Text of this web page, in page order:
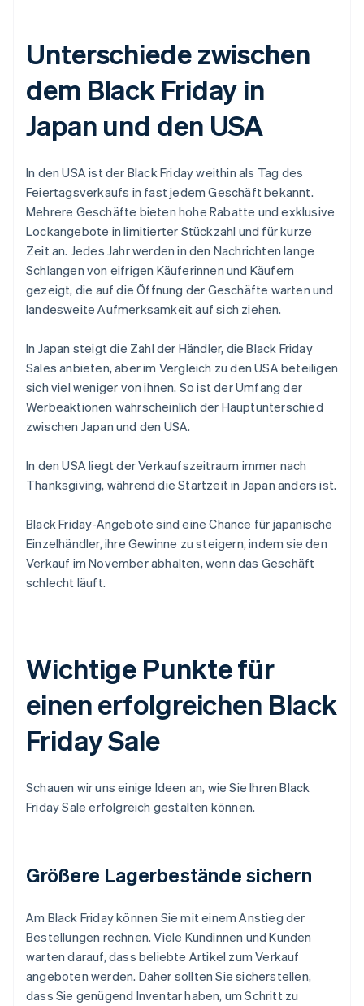
Unterschiede zwischen
dem Black Friday in
Japan und den USA
In den USA ist der Black Friday weithin als Tag des
Feiertagsverkaufs in fast jedem Geschäft bekannt.
Mehrere Geschäfte bieten hohe Rabatte und exklusive
Lockangebote in limitierter Stückzahl und für kurze
Zeit an. Jedes Jahr werden in den Nachrichten lange
Schlangen von eifrigen Käuferinnen und Käufern
gezeigt, die auf die Öffnung der Geschäfte warten und
landesweite Aufmerksamkeit auf sich ziehen.
In Japan steigt die Zahl der Händler, die Black Friday
Sales anbieten, aber im Vergleich zu den USA beteiligen
sich viel weniger von ihnen. So ist der Umfang der
Werbeaktionen wahrscheinlich der Hauptunterschied
zwischen Japan und den USA.
In den USA liegt der Verkaufszeitraum immer nach
Thanksgiving, während die Startzeit in Japan anders ist.
Black Friday-Angebote sind eine Chance für japanische
Einzelhändler, ihre Gewinne zu steigern, indem sie den
Verkauf im November abhalten, wenn das Geschäft
schlecht läuft.
Wichtige Punkte für
einen erfolgreichen Black
Friday Sale
Schauen wir uns einige Ideen an, wie Sie Ihren Black
Friday Sale erfolgreich gestalten können.
Größere Lagerbestände sichern
Am Black Friday können Sie mit einem Anstieg der
Bestellungen rechnen. Viele Kundinnen und Kunden
warten darauf, dass beliebte Artikel zum Verkauf
angeboten werden. Daher sollten Sie sicherstellen,
dass Sie genügend Inventar haben, um Schritt zu